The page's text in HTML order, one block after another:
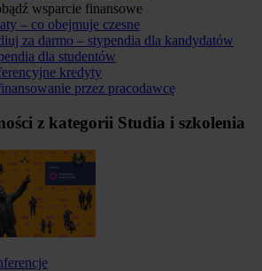
wsparcie finansowe
– co obejmuje czesne
za darmo – stypendia dla kandydatów
dla studentów
kredyty
przez pracodawcę
z kategorii Studia i szkolenia